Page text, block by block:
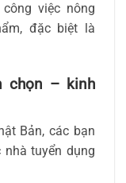
việc nông
đặc biệt là
chọn – kinh
Bản, các bạn
tuyển dụng